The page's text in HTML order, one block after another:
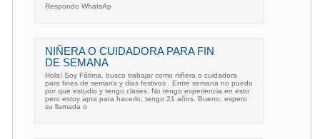
Respondo WhatsAp
NIÑERA O CUIDADORA PARA FIN
DE SEMANA
Hola! Soy Fátima. busco trabajar como niñera o cuidadora
para fines de semana y dias festivos . Entre semana no puedo
por que estudio y tengo clases. No tengo experiencia en esto
pero estoy apta para hacerlo, tengo 21 años. Bueno, espero
su llamada o